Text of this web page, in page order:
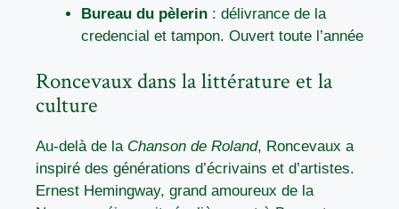
Bureau du pèlerin : délivrance de la
credencial et tampon. Ouvert toute l’année
Roncevaux dans la littérature et la
culture
Au-delà de la Chanson de Roland, Roncevaux a
inspiré des générations d’écrivains et d’artistes.
Ernest Hemingway, grand amoureux de la